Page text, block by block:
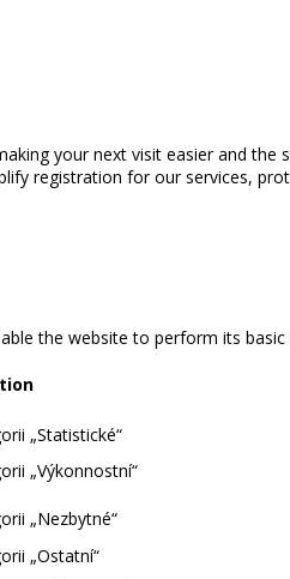
your next visit easier and the
registration for our services,
the website to perform its
„Statistické“
„Výkonnostní“
„Nezbytné“
„Ostatní“